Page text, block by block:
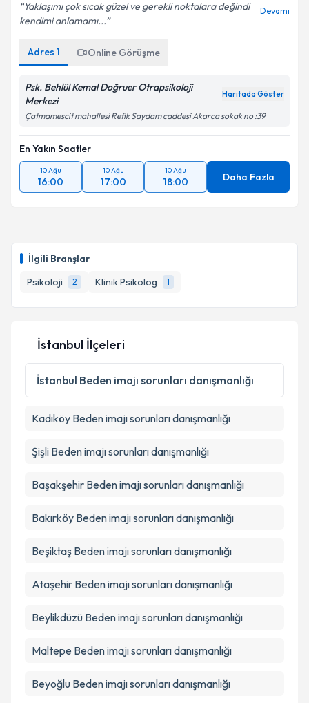
İlgili Branşlar
Psikoloji
2 Klinik Psikolog 1
Yaklaşımı çok sıcak güzel ve gerekli noktalara değindi
kendimi anlamamı...
Devamı
Adres 1 Online Görüşme
Psk. Behlül Kemal Doğruer Otrapsikoloji
Merkezi
Haritada Göster
Çatmamescit mahallesi Refik Saydam caddesi Akarca sokak no :39
En Yakın Saatler
10 Ağu
16:00
10 Ağu
17:00
10 Ağu
18:00 Daha Fazla
İstanbul İlçeleri
İstanbul Beden imajı sorunları danışmanlığı
Kadıköy Beden imajı sorunları danışmanlığı
Şişli Beden imajı sorunları danışmanlığı
Başakşehir Beden imajı sorunları danışmanlığı
Bakırköy Beden imajı sorunları danışmanlığı
Beşiktaş Beden imajı sorunları danışmanlığı
Ataşehir Beden imajı sorunları danışmanlığı
Beylikdüzü Beden imajı sorunları danışmanlığı
Maltepe Beden imajı sorunları danışmanlığı
Beyoğlu Beden imajı sorunları danışmanlığı